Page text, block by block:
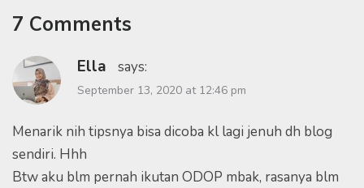
7 Comments
Ella says:
September 13, 2020 at 12:46 pm
Menarik nih tipsnya bisa dicoba kl lagi jenuh dh blog
sendiri. Hhh
Btw aku blm pernah ikutan ODOP mbak, rasanya blm